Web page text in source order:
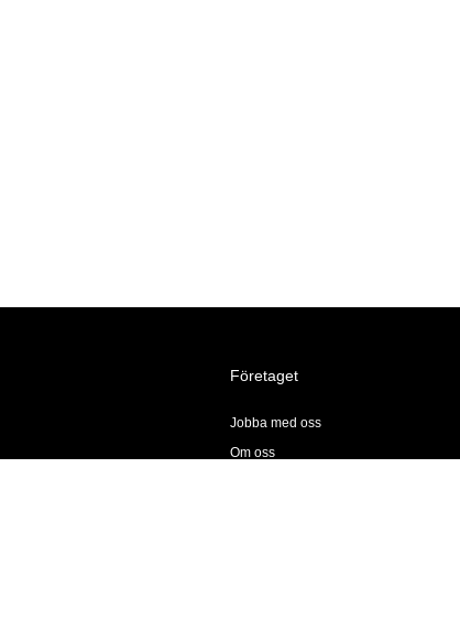
Företaget
Jobba med oss
Om oss